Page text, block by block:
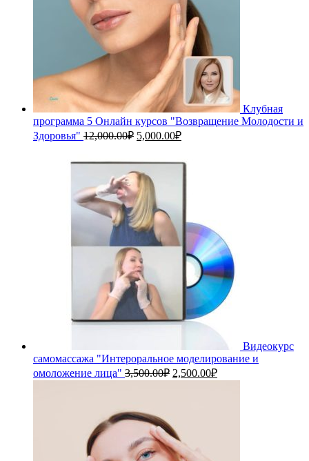
Клубная
программа 5 Онлайн курсов "Возвращение Молодости и
Здоровья" 12,000.00₽ Первоначальная
12,000.00₽.
5,000.00₽Текущая
5,000.00₽.
Видеокурс
самомассажа "Интероральное моделирование и
омоложение лица" 3,500.00₽ Первоначальная
цена
2,500.00₽Текущая
цена: